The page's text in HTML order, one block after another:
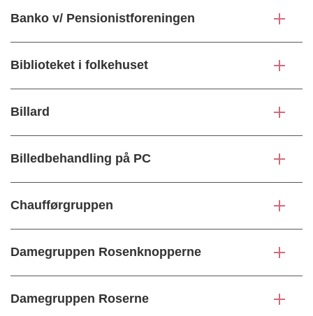
Banko v/ Pensionistforeningen
Biblioteket i folkehuset
Billard
Billedbehandling på PC
Chaufførgruppen
Damegruppen Rosenknopperne
Damegruppen Roserne